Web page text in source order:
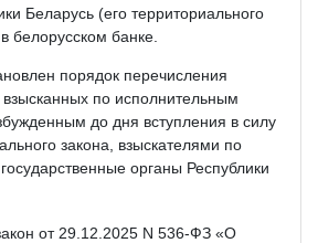
Беларусь (его территориального
белорусском банке.
порядок перечисления
по исполнительным
до дня вступления в силу
закона, взыскателями по
органы Республики
от 29.12.2025 N 536-ФЗ «О